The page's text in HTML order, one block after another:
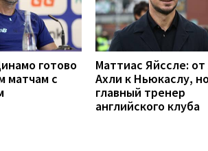
готово
матчам с
Маттиас Яйссле: от
Ахли к Ньюкаслу,
главный тренер
английского клуба